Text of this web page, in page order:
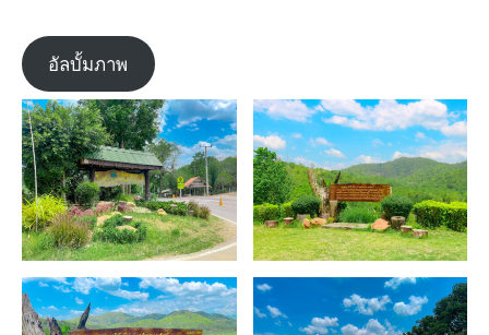
อัลบั้มภาพ